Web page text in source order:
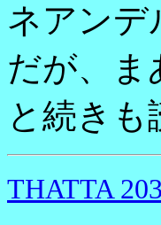
ネアンデ
だが、ま
と続き
THATTA